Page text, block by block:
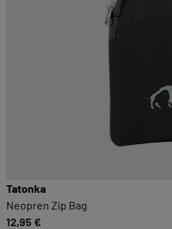
Tatonka
Neopren Zip Bag
12,95 €